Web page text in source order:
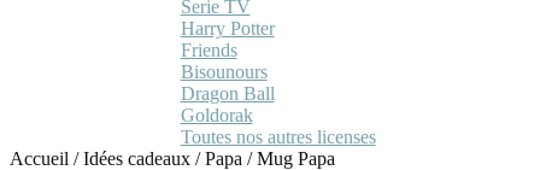
Serie TV
Harry Potter
Friends
Bisounours
Dragon Ball
Goldorak
Toutes nos autres licenses
Accueil /Idées cadeaux /Papa /Mug Papa